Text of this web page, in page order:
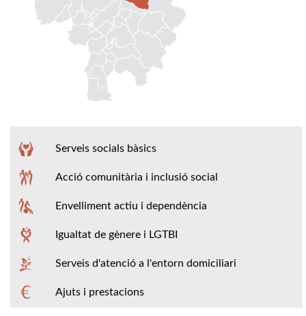
Serveis socials bàsics
Acció comunitària i inclusió social
Envelliment actiu i dependència
Igualtat de gènere i LGTBI
Serveis d'atenció a l'entorn domiciliari
Ajuts i prestacions